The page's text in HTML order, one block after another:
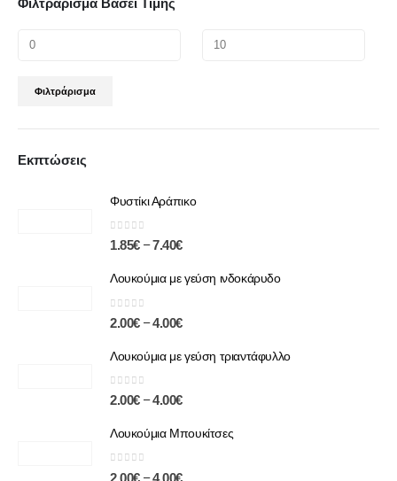
Φιλτράρισμα
Εκπτώσεις
Φυστίκι Αράπικο
0 out of 5
1.85€ – 7.40€
Λουκούμια με γεύση ινδοκάρυδο
0out of 5
2.00€ – 4.00€
Λουκούμια με γεύση τριαντάφυλλο
0out of 5
2.00€ – 4.00€
Λουκούμια Μπουκίτσες
0out of 5
2.00€ – 4.00€